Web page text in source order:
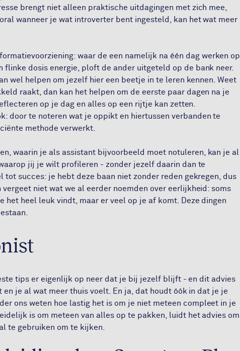
brengt niet alleen praktische uitdagingen met zich mee,
wanneer je wat introverter bent ingesteld, kan het wat meer
waar de een namelijk na één dag werken op
flinke dosis energie, ploft de ander uitgeteld op de bank neer.
wel helpen om jezelf hier een beetje in te leren kennen. Weet
raakt, dan kan het helpen om de eerste paar dagen na je
op je dag en alles op een rijtje kan zetten.
door te noteren wat je oppikt en hiertussen verbanden te
methode verwerkt.
waarin je als assistant bijvoorbeeld moet notuleren, kan je al
jij je wilt profileren - zonder jezelf daarin dan te
succes: je hebt deze baan niet zonder reden gekregen, dus
niet wat we al eerder noemden over eerlijkheid: soms
het heel leuk vindt, maar er veel op je af komt. Deze dingen
tips er eigenlijk op neer dat je bij jezelf blijft - en dit advies
je al wat meer thuis voelt. En ja, dat houdt óók in dat je je
ons weten hoe lastig het is om je niet meteen compleet in je
is om meteen van alles op te pakken, luidt het advies om
te gebruiken om te kijken.